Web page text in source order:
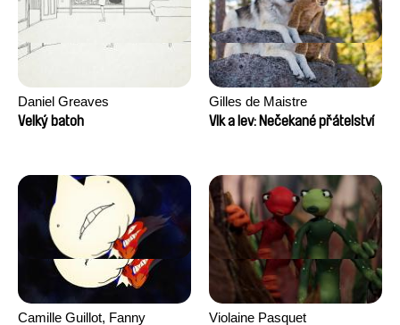
Daniel Greaves
Velký batoh
Gilles de Maistre
Vlk a lev: Nečekané přátelství
Camille Guillot, Fanny
Violaine Pasquet